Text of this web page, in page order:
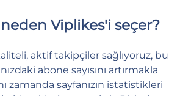
Viplikes'i seçer?
aktif takipçiler sağlıyoruz, bu
abone sayısını artırmakla
zamanda sayfanızın istatistikleri